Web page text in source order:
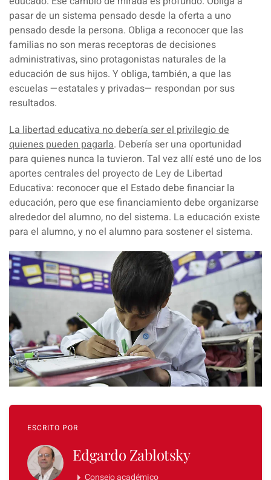
pasar de un sistema pensado desde la oferta a uno
pensado desde la persona. Obliga a reconocer que las
familias no son meras receptoras de decisiones
administrativas, sino protagonistas naturales de la
educación de sus hijos. Y obliga, también, a que las
escuelas —estatales y privadas— respondan por sus
resultados.
La libertad educativa no debería ser el privilegio de
quienes pueden pagarla. Debería ser una oportunidad
para quienes nunca la tuvieron. Tal vez allí esté uno de los
aportes centrales del proyecto de Ley de Libertad
Educativa: reconocer que el Estado debe financiar la
educación, pero que ese financiamiento debe organizarse
alrededor del alumno, no del sistema. La educación existe
para el alumno, y no el alumno para sostener el sistema.
ESCRITO POR
Edgardo Zablotsky
Consejo académico